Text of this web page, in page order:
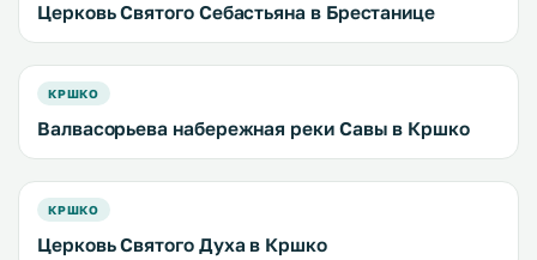
Церковь Святого Себастьяна в Брестанице
КРШКО
Валвасорьева набережная реки Савы в Кршко
КРШКО
Церковь Святого Духа в Кршко